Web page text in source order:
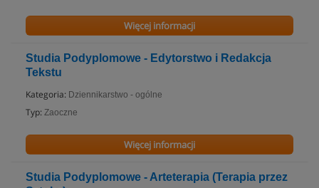
Więcej informacji
Studia Podyplomowe - Edytorstwo i Redakcja
Tekstu
Kategoria: Dziennikarstwo - ogólne
Typ: Zaoczne
Więcej informacji
Studia Podyplomowe - Arteterapia (Terapia przez